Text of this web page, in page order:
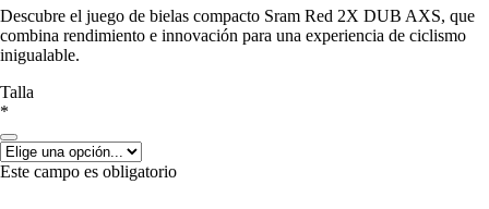
Descubre el juego de bielas compacto Sram Red 2X DUB AXS, que
combina rendimiento e innovación para una experiencia de ciclismo
inigualable.
Talla
*
Este campo es obligatorio